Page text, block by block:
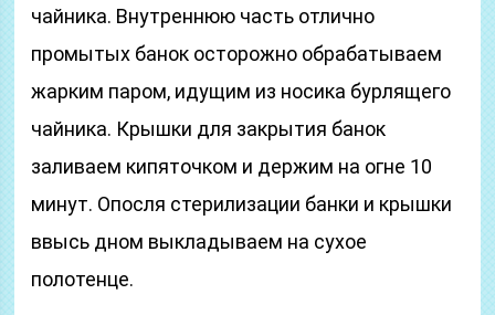
чайника. Внутреннюю часть отлично
промытых банок осторожно обрабатываем
жарким паром, идущим из носика бурлящего
чайника. Крышки для закрытия банок
заливаем кипяточком и держим на огне 10
минут. Опосля стерилизации банки и крышки
ввысь дном выкладываем на сухое
полотенце.